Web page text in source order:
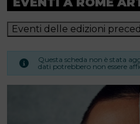
Eventi delle edizioni
Questa scheda non è stata
dati potrebbero non essere